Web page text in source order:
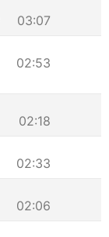
03:07
02:53
02:18
02:33
02:06